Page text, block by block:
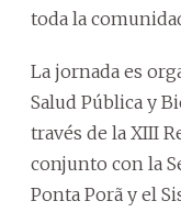
toda la
La jornada es
Salud Pública y
través de la XIII
conjunto con la
Ponta Porã y el